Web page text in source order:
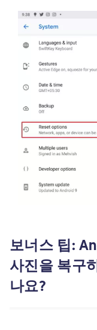
보너스 팁:
사진을 복구
나요?